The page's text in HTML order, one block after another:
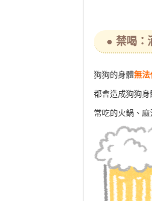
● 禁喝：
狗狗的身體無法
都會造成狗狗
常吃的火鍋、